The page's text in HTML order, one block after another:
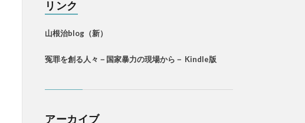
リンク
山根治blog（新）
冤罪を創る人々－国家暴力の現場から－ Kindle版
アーカイブ